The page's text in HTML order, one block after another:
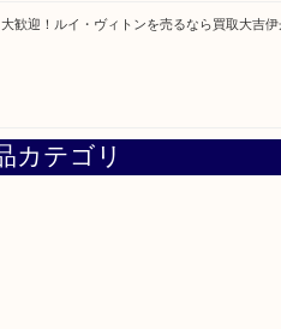
を売るなら買取大吉伊丹店